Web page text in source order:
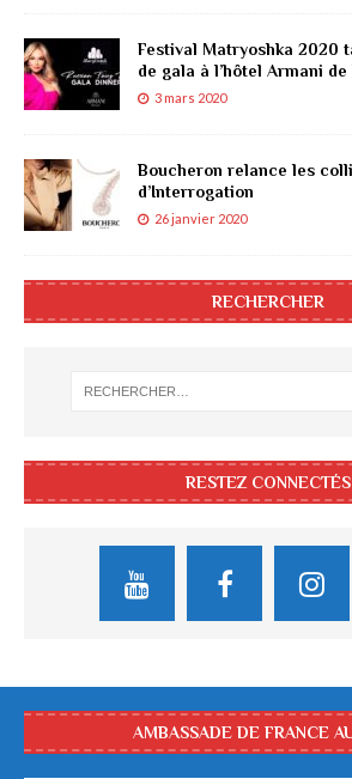
Festival Matryoshka 2020
de gala à l’hôtel Armani de
3 mars 2020
Boucheron relance les
d’Interrogation
26 janvier 2020
RECHERCHER
RESTEZ CONNECTÉS
AMBASSADE DE FRANCE